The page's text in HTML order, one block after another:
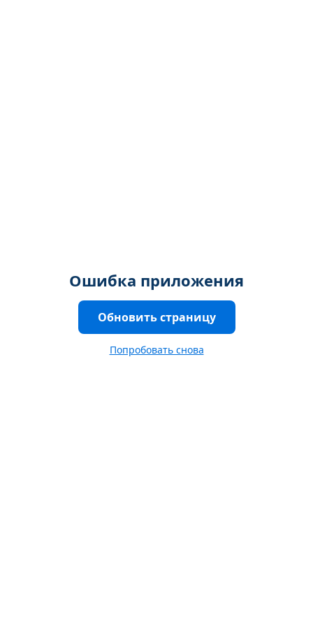
Ошибка приложения
Обновить страницу
Попробовать снова